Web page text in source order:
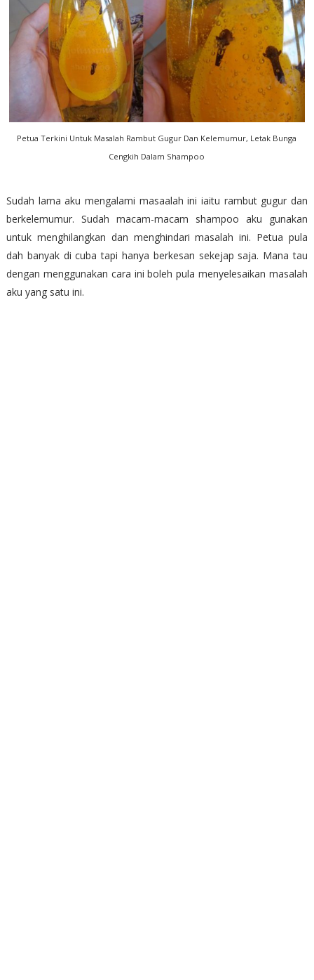
Petua Terkini Untuk Masalah Rambut Gugur Dan Kelemumur, Letak Bunga
Cengkih Dalam Shampoo
Sudah lama aku mengalami masaalah ini iaitu rambut gugur dan
berkelemumur. Sudah macam-macam shampoo aku gunakan
untuk menghilangkan dan menghindari masalah ini. Petua pula
dah banyak di cuba tapi hanya berkesan sekejap saja. Mana tau
dengan menggunakan cara ini boleh pula menyelesaikan masalah
aku yang satu ini.